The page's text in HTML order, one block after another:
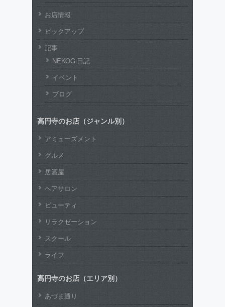
お店情報
ピックアップ
記事
NEKOGi日記
イベント
ブログ
高円寺のお店（ジャンル別）
アミューズメント
グルメ
居酒屋
ヘアサロン
ビューティ
リラクゼーション
スクール
ライフ
高円寺のお店（エリア別）
あづま通り